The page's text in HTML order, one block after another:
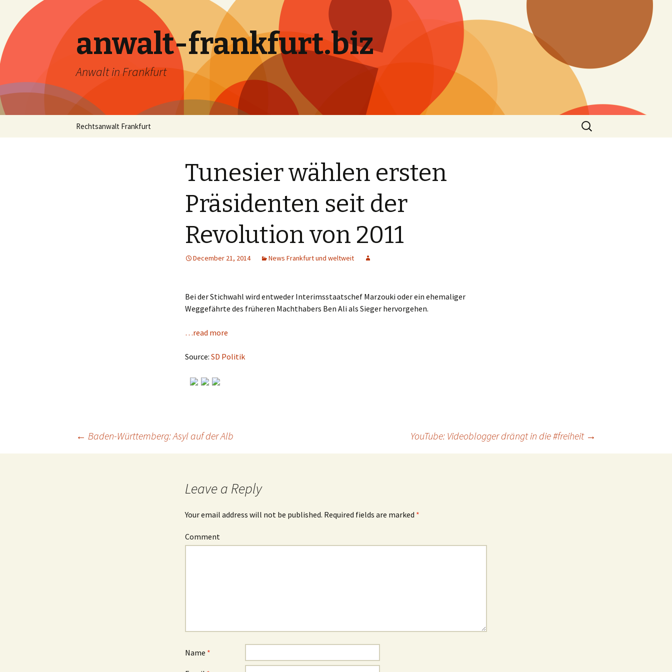
anwalt-frankfurt.biz
Anwalt in Frankfurt
Skip
Rechtsanwalt Frankfurt
Search
for:
Tunesier wählen ersten
Präsidenten seit der
Revolution von 2011
December 21, 2014 News Frankfurt und weltweit
Bei der Stichwahl wird entweder Interimsstaatschef Marzouki oder ein ehemaliger
Weggefährte des früheren Machthabers Ben Ali als Sieger hervorgehen.
…read more
Source: SD Politik
Post
← Baden-Württemberg: Asyl auf der Alb YouTube: Videoblogger drängt in die #freiheit →
Leave a Reply
Your email address will not be published. Required fields are marked *
Comment
Name *